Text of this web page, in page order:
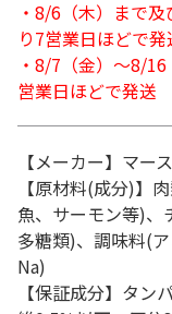
・8/6（木）まで
り7営業日ほどで発
・8/7（金）～8/
営業日ほどで発送
【メーカー】マー
【原材料(成分)】
魚、サーモン等)、
多糖類)、調味料(
Na)
【保証成分】タン